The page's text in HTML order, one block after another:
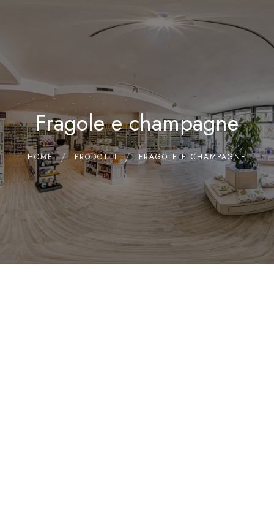
Home
Chi siamo
Il Laboratorio
Shop
Olii Essenziali
Contatti
Fragole e champagne
HOME PRODOTTI FRAGOLE E CHAMPAGNE